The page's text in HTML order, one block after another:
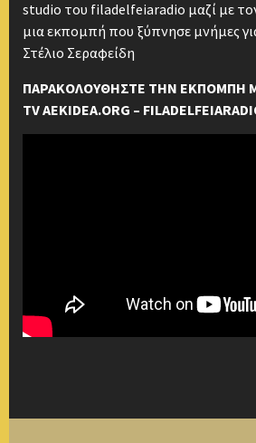
studio του filadelfeiaradio μαζί με
μια εκπομπή που ξύπνησε μνήμες
Στέλιο Σεραφείδη
ΠΑΡΑΚΟΛΟΥΘΗΣΤΕ ΤΗΝ ΕΚΠΟΜΠΗ
TV AEKIDEA.ORG –